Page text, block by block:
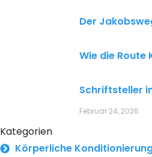
Der
Wie die Route
Schriftsteller
Februar 24, 2026
Kategorien
Körperliche